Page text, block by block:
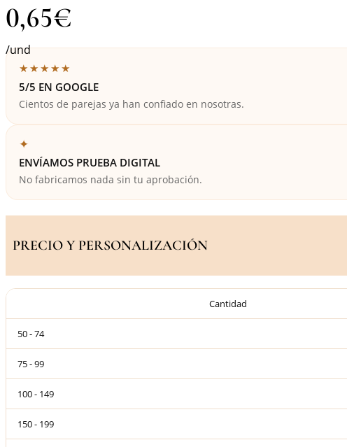
0,65€
/und
★★★★★
5/5 EN GOOGLE
Cientos de parejas ya han confiado en nosotras.
✦
ENVÍAMOS PRUEBA DIGITAL
No fabricamos nada sin tu aprobación.
PRECIO Y PERSONALIZACIÓN
Cantidad
50 - 74
75 - 99
100 - 149
150 - 199